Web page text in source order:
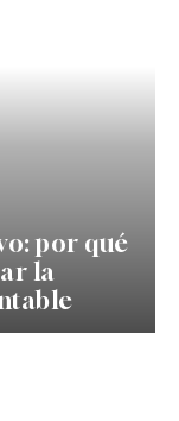
por qué
la